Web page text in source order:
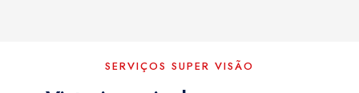
SERVIÇOS SUPER VISÃO